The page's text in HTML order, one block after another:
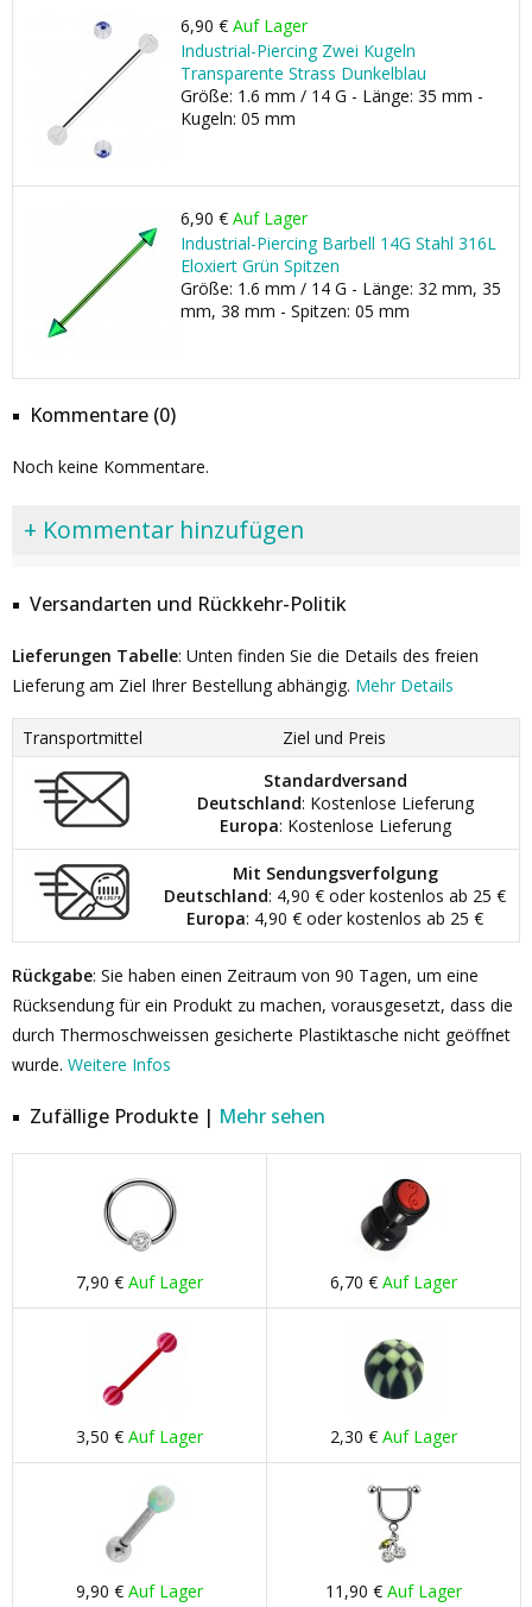
6,90 € Auf Lager
Industrial-Piercing Zwei Kugeln
Transparente Strass Dunkelblau
Größe: 1.6 mm / 14 G - Länge: 35 mm -
Kugeln: 05 mm
6,90 € Auf Lager
Industrial-Piercing Barbell 14G Stahl 316L
Eloxiert Grün Spitzen
Größe: 1.6 mm / 14 G - Länge: 32 mm, 35
mm, 38 mm - Spitzen: 05 mm
Kommentare (0)
Noch keine Kommentare.
+ Kommentar hinzufügen
Versandarten und Rückkehr-Politik
Lieferungen Tabelle: Unten finden Sie die Details des freien
Lieferung am Ziel Ihrer Bestellung abhängig. Mehr Details
Transportmittel
Ziel und Preis
Standardversand
Deutschland: Kostenlose Lieferung
Europa: Kostenlose Lieferung
Mit Sendungsverfolgung
Deutschland: 4,90 € oder kostenlos ab 25 €
Europa: 4,90 € oder kostenlos ab 25 €
Rückgabe: Sie haben einen Zeitraum von 90 Tagen, um eine
Rücksendung für ein Produkt zu machen, vorausgesetzt, dass die
durch Thermoschweissen gesicherte Plastiktasche nicht geöffnet
wurde. Weitere Infos
Zufällige Produkte | Mehr sehen
7,90 € Auf Lager 6,70 € Auf Lager
3,50 € Auf Lager 2,30 € Auf Lager
9,90 € Auf Lager 11,90 € Auf Lager